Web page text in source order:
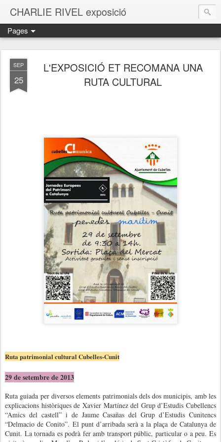
CHARLIE RIVEL exposició
Pages
SEP
25
L'EXPOSICIÓ ET RECOMANA UNA
RUTA CULTURAL
Ruta patrimonial cultural Cubelles-Cunit
29 de setembre de 2013
Ruta guiada per diversos elements patrimonials dels dos municipis, amb les
explicacions històriques de Xavier Martínez del Grup d’Estudis Cubellencs
“Amics del castell” i de Jaume Casañas del Grup d’Estudis Cunitencs
“Delmacio de Conito”. El punt d’arribada serà a la plaça de Catalunya de
Cunit. La tornada es podrà fer amb transport públic, particular o a peu. Es